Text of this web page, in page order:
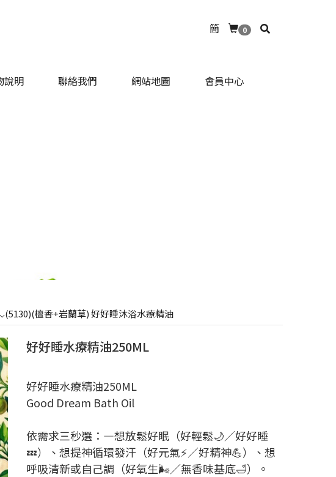
簡 0
說明 聯絡我們 網站地圖 會員中心
⌵(5130)(檀香+岩蘭草) 好好睡沐浴水療精油
好好睡水療精油250ML
好好睡水療精油250ML
Good Dream Bath Oil
依需求三秒選：—想放鬆好眠（好輕鬆🌙／好好睡
💤）、想提神循環發汗（好元氣⚡／好精神💪）、想
呼吸清新或自己調（好氧生🌬️／無香味基底🛁）。